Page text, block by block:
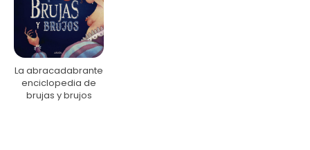
La abracadabrante
enciclopedia de
brujas y brujos